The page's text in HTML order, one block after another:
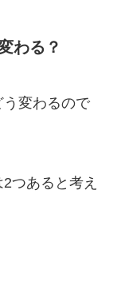
わる？
変わるので
つあると考え